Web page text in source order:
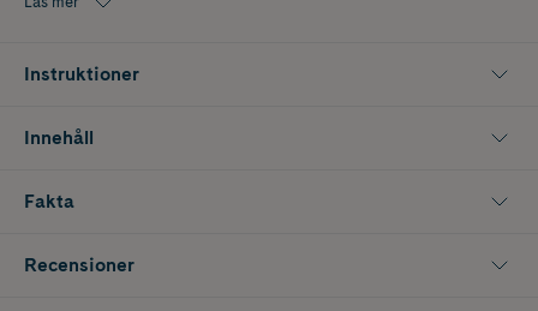
dig som söker hårmask för kliande hårbotten, återfuktande
inpackning för torrt hår eller vårdande behandling för känslig skalp.
sedan noggrant för ett mjukare och mer välmående hår.
Instruktioner
Innehåll
Fakta
Recensioner